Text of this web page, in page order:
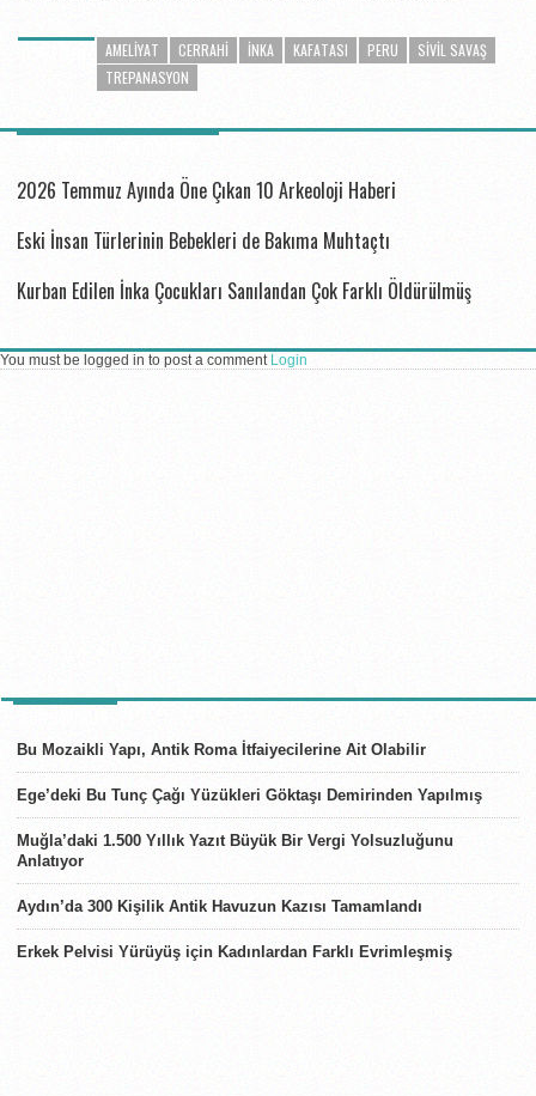
AMELIYAT CERRAHI INKA KAFATASI PERU
SIVIL SAVAŞ
TREPANASYON
2026 Temmuz Ayında Öne Çıkan 10 Arkeoloji Haberi
Eski İnsan Türlerinin Bebekleri de Bakıma Muhtaçtı
Kurban Edilen İnka Çocukları Sanılandan Çok Farklı Öldürülmüş
You must be logged in to post a comment Login
Bu Mozaikli Yapı, Antik Roma İtfaiyecilerine Ait Olabilir
Ege’deki Bu Tunç Çağı Yüzükleri Göktaşı Demirinden Yapılmış
Muğla’daki 1.500 Yıllık Yazıt Büyük Bir Vergi Yolsuzluğunu
Anlatıyor
Aydın’da 300 Kişilik Antik Havuzun Kazısı Tamamlandı
Erkek Pelvisi Yürüyüş için Kadınlardan Farklı Evrimleşmiş